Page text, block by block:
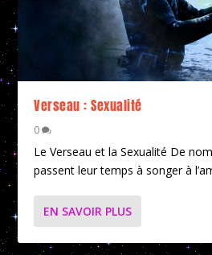
Verseau : Sexualité
0
Le Verseau et la Sexualité De
passent leur temps à songer à
EN SAVOIR PLUS